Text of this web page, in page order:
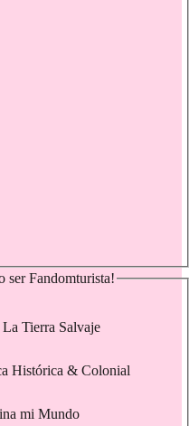
ser Fandomturista!
Tierra Salvaje
Histórica & Colonial
mi Mundo